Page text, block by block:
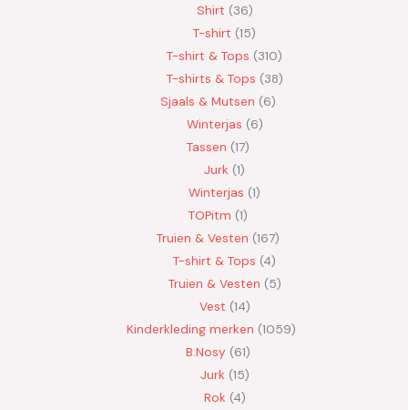
Shirt 36
T-shirt 15
T-shirt & Tops 310
T-shirts & Tops 38
Sjaals & Mutsen 6
Winterjas 6
Tassen 17
Jurk 1
Winterjas 1
TOPitm 1
Truien & Vesten 167
T-shirt & Tops 4
Truien & Vesten 5
Vest 14
Kinderkleding merken 1059
B.Nosy 61
Jurk 15
Rok 4